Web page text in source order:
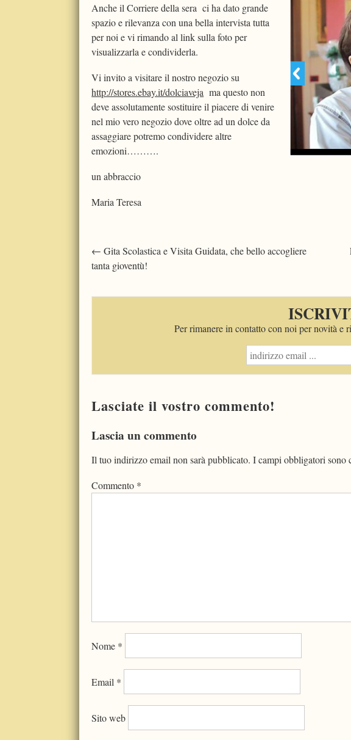
Anche il Corriere della sera ci ha dato grande
spazio e rilevanza con una bella intervista tutta
per noi e vi rimando al link sulla foto per
visualizzarla e condividerla.
Vi invito a visitare il nostro negozio su
http://stores.ebay.it/dolciaveja ma questo non
deve assolutamente sostituire il piacere di venire
nel mio vero negozio dove oltre ad un dolce da
assaggiare potremo condividere altre
emozioni……….
un abbraccio
Maria Teresa
Post
navigation
← Gita Scolastica e Visita Guidata, che bello accogliere
tanta gioventù!
Per rimanere in contatto con noi per novità e
Lasciate il vostro commento!
Lascia un commento
Il tuo indirizzo email non sarà pubblicato. I campi obbligatori sono
Commento *
Nome *
Email *
Sito web